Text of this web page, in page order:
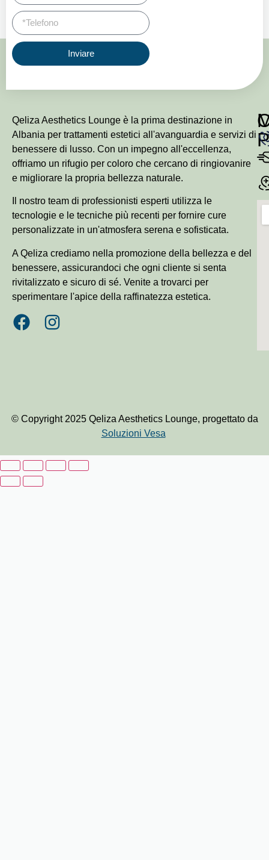
Inviare
Qeliza Aesthetics Lounge è la prima destinazione in
Albania per trattamenti estetici all'avanguardia e servizi di
benessere di lusso. Con un impegno all'eccellenza,
offriamo un rifugio per coloro che cercano di ringiovanire
e migliorare la propria bellezza naturale.
Il nostro team di professionisti esperti utilizza le
tecnologie e le tecniche più recenti per fornire cure
personalizzate in un'atmosfera serena e sofisticata.
A Qeliza crediamo nella promozione della bellezza e del
benessere, assicurandoci che ogni cliente si senta
rivitalizzato e sicuro di sé. Venite a trovarci per
sperimentare l'apice della raffinatezza estetica.
© Copyright 2025 Qeliza Aesthetics Lounge, progettato da
Soluzioni Vesa